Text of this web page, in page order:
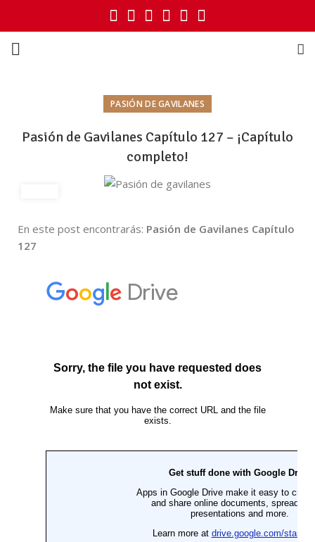
PASIÓN DE GAVILANES
Pasión de Gavilanes Capítulo 127 – ¡Capítulo
completo!
En este post encontrarás: Pasión de Gavilanes Capítulo
127